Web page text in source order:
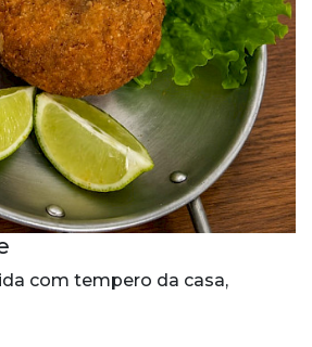
com tempero da casa,